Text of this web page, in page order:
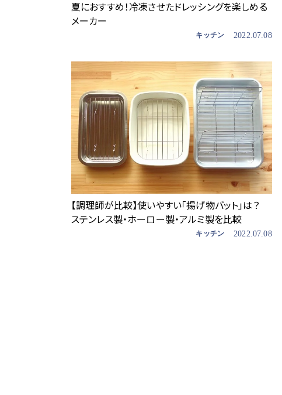
夏におすすめ！冷凍させたドレッシングを楽しめる
メーカー
キッチン 2022.07.08
【調理師が比較】使いやすい「揚げ物バット」は？
ステンレス製・ホーロー製・アルミ製を比較
キッチン 2022.07.08